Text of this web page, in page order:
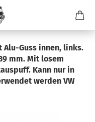
Guss innen, links.
mm. Mit losem
Kann nur in
werden VW